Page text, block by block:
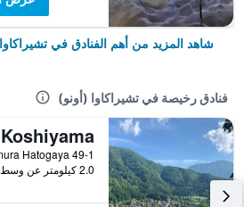
شاهد المزيد من أهم الفنادق في
فنادق رخيصة في تشيراكاوا (أونو)
2.0 كيلومتر عن وسط المدينة